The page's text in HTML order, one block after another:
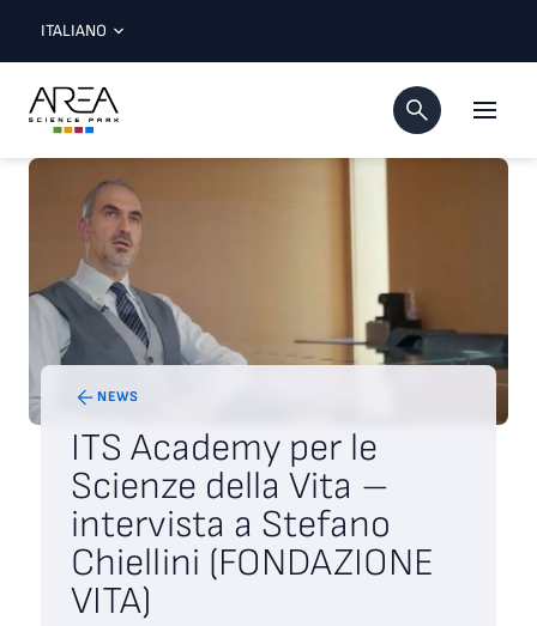
ITALIANO
NEWS
ITS Academy per le
Scienze della Vita –
intervista a Stefano
Chiellini (FONDAZIONE
VITA)